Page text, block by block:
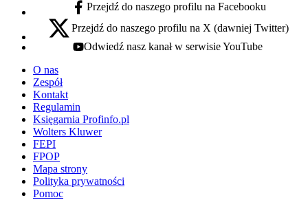
facebook - otwiera się w nowej karcie
Przejdź do naszego profilu na Facebooku
x - otwiera się w nowej karcie
Przejdź do naszego profilu na X (dawniej Twitter)
youtube - otwiera się w nowej karcie
Odwiedź nasz kanał w serwisie YouTube
O nas
Zespół
Kontakt
Regulamin
Księgarnia Profinfo.pl
Wolters Kluwer
FEPI
FPOP
Mapa strony
Polityka prywatności
Pomoc